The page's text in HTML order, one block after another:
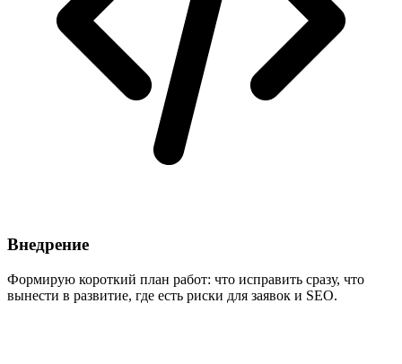
Внедрение
Формирую короткий план работ: что исправить сразу, что
вынести в развитие, где есть риски для заявок и SEO.